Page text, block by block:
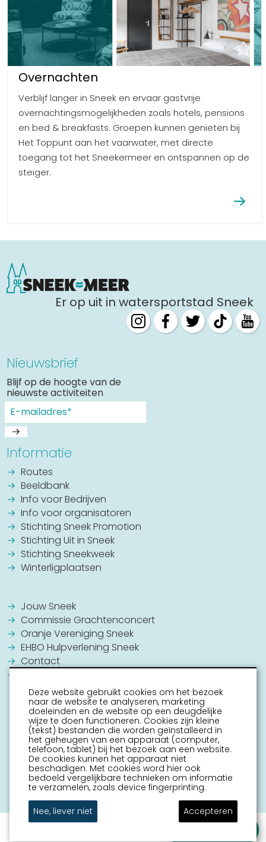
Overnachten
Verblijf langer in Sneek en ervaar gastvrije
overnachtingsmogelijkheden zoals hotels, pensions
en bed & breakfasts. Groepen kunnen genieten bij
Het Toppunt aan het vaarwater, met directe
toegang tot het Sneekermeer en ontspannen op de
steiger.
Er op uit in watersportstad Sneek
Nieuwsbrief
Blijf op de hoogte van de
nieuwste activiteiten
Informatie
Routes
Beeldbank
Info voor Bedrijven
Info voor organisatoren
Stichting Sneek Promotion
Stichting Uit in Sneek
Stichting Sneekweek
Winterligplaatsen
Jouw Sneek
Commissie Grachtenconcert
Oranje Vereniging Sneek
EHBO Hulpverlening Sneek
Contact
Deze website gebruikt cookies om het bezoek
naar de website te analyseren, marketing
doeleinden en de website op een deugdelijke
wijze te doen functioneren. Cookies zijn kleine
(tekst) bestanden die worden geïnstalleerd in
het geheugen van een apparaat (computer,
telefoon, tablet) bij het bezoek aan een website.
De cookies kunnen het apparaat niet
beschadigen. Met cookies word hier ook
bedoeld vergelijkbare technieken om informatie
te verzamelen, zoals device fingerprinting.
Nee, liever niet
Accepteren